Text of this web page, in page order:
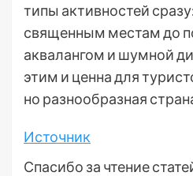
типы активностей
священным местам до
аквалангом и шумной
этим и ценна для
но разнообразная
Источник
Спасибо за чтение